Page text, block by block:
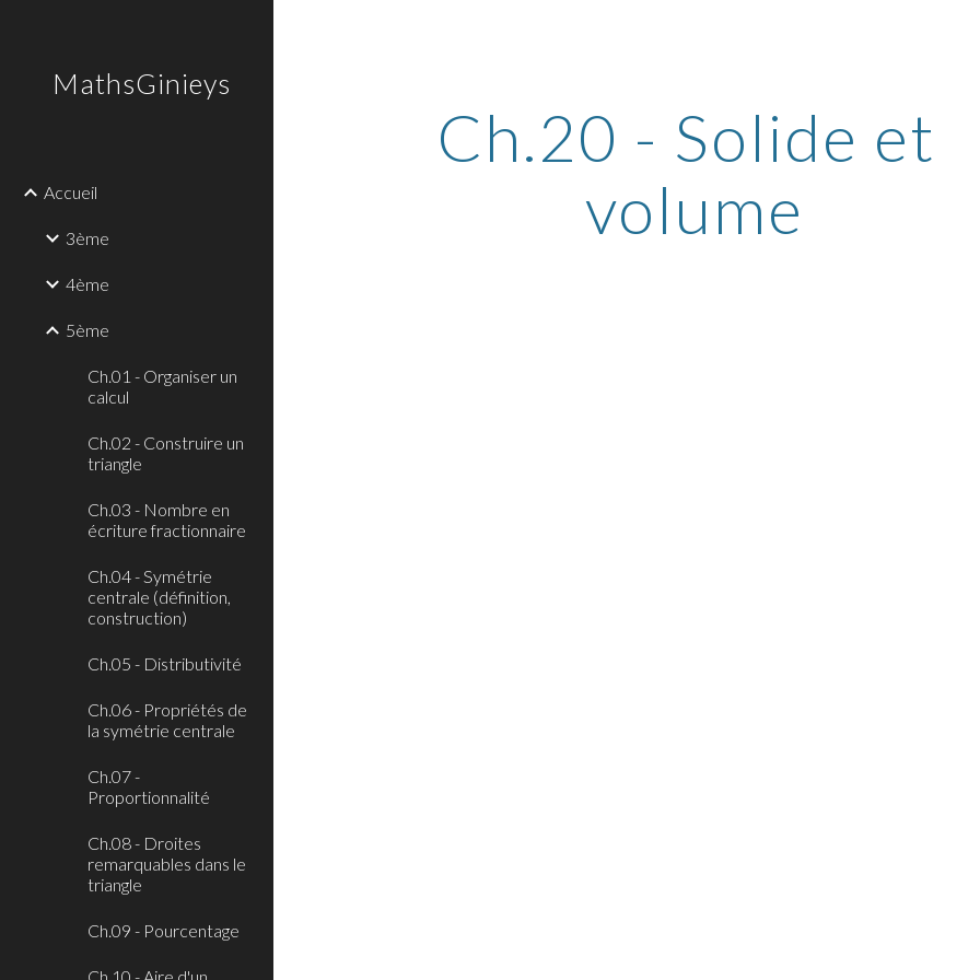
MathsGinieys
Accueil
3ème
4ème
5ème
Ch.01 - Organiser un
calcul
Ch.02 - Construire un
triangle
Ch.03 - Nombre en
écriture fractionnaire
Ch.04 - Symétrie
centrale (définition,
construction)
Ch.05 - Distributivité
Ch.06 - Propriétés de
la symétrie centrale
Ch.07 -
Proportionnalité
Ch.08 - Droites
remarquables dans le
triangle
Ch.09 - Pourcentage
Ch.20 - Solide et
volume